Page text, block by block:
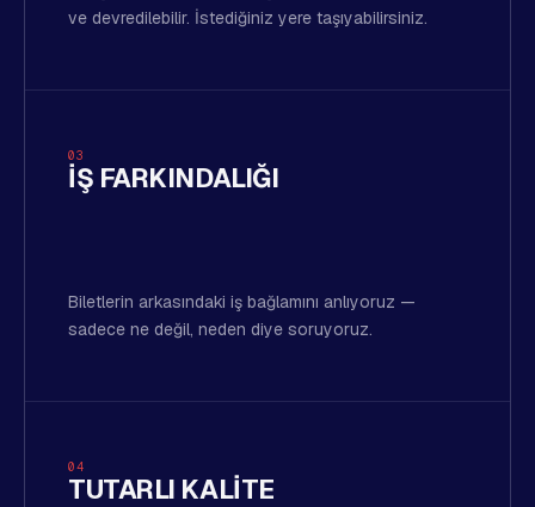
ve devredilebilir. İstediğiniz yere taşıyabilirsiniz.
03
İŞ FARKINDALIĞI
Biletlerin arkasındaki iş bağlamını anlıyoruz —
sadece ne değil, neden diye soruyoruz.
04
TUTARLI KALITE